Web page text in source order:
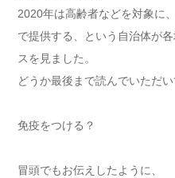
2020年は高齢者などを対象に
で提供する、という自治体が
スを見ました。
どうか最後まで読んでいただ
免疫をつける？
冒頭でもお伝えしたように、